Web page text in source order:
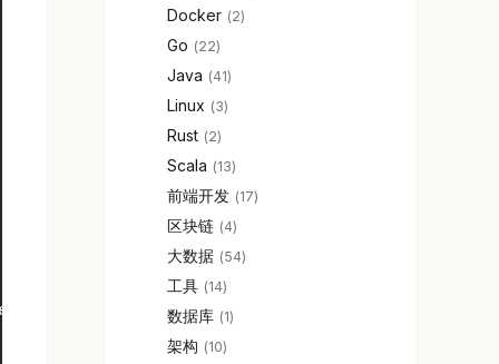
Docker 2
Go 22
Java 41
Linux 3
Rust 2
Scala 13
前端开发 17
区块链 4
大数据 54
工具 14
数据库 1
架构 10